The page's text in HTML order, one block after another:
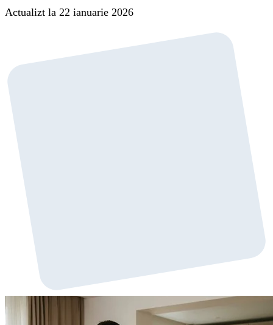
Actualizt la 22 ianuarie 2026